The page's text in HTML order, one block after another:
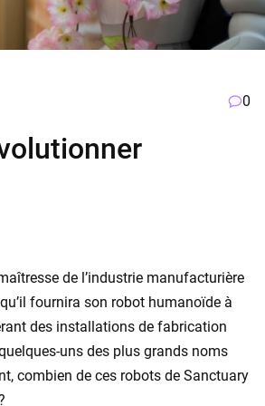
0
de l’industrie manufacturière
fournira son robot humanoïde à
des installations de fabrication
uns des plus grands noms
combien de ces robots de Sanctuary